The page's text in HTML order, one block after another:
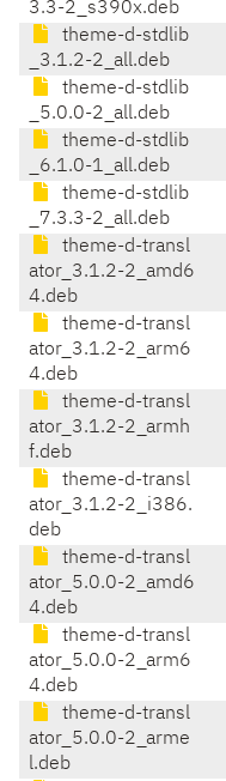
3.3-2_s390x.deb
theme-d-stdlib
_3.1.2-2_all.deb
theme-d-stdlib
_5.0.0-2_all.deb
theme-d-stdlib
_6.1.0-1_all.deb
theme-d-stdlib
_7.3.3-2_all.deb
theme-d-transl
ator_3.1.2-2_amd6
4.deb
theme-d-transl
ator_3.1.2-2_arm6
4.deb
theme-d-transl
ator_3.1.2-2_armh
f.deb
theme-d-transl
ator_3.1.2-2_i386.
deb
theme-d-transl
ator_5.0.0-2_amd6
4.deb
theme-d-transl
ator_5.0.0-2_arm6
4.deb
theme-d-transl
ator_5.0.0-2_arme
l.deb